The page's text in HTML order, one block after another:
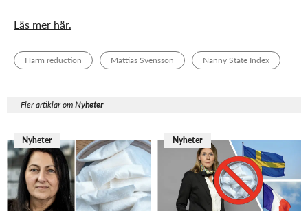
Läs mer här.
Harm reduction Mattias Svensson Nanny State Index
Fler artiklar omNyheter
Nyheter Nyheter